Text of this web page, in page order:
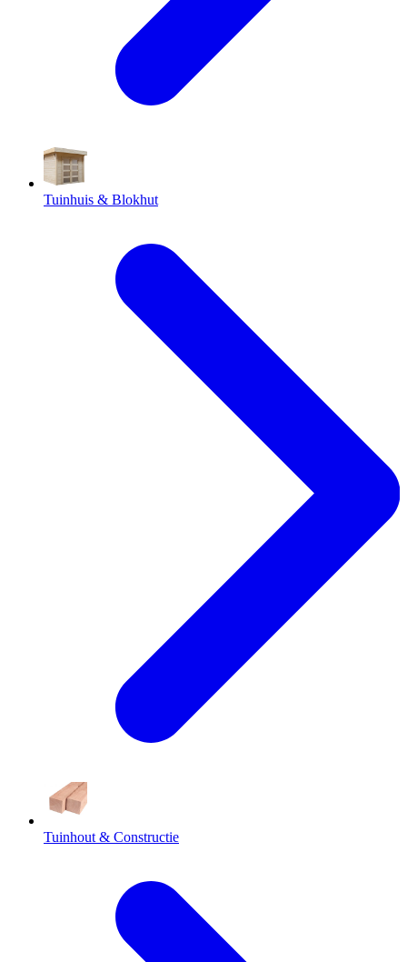
Tuinhuis & Blokhut
Tuinhout & Constructie